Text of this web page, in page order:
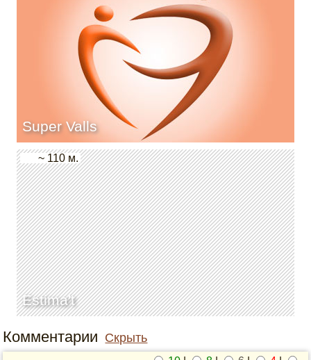
Super Valls
Estima't
~ 110 м.
Комментарии Скрыть